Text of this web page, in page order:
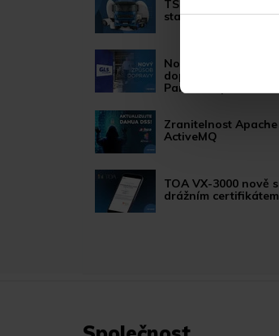
TSS Roadshow
startuje!
Nový způsob
dopravy GLS
ParcelShop!
Zranitelnost Apache
ActiveMQ
TOA VX-3000 nově s
drážním certifikátem